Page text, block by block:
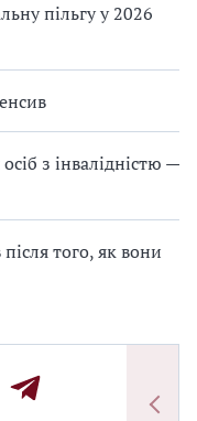
пільгу у 2026
з інвалідністю —
того, як вони